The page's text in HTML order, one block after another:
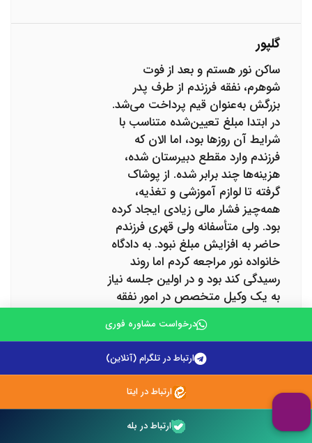
گلپور
ساکن نور هستم و بعد از فوت
شوهرم، نفقه فرزندم از طرف پدر
بزرگش به‌عنوان قیم پرداخت می‌شد.
در ابتدا مبلغ تعیین‌شده متناسب با
شرایط آن روزها بود، اما الان که
فرزندم وارد مقطع دبیرستان شده،
هزینه‌ها چند برابر شده. از پوشاک
گرفته تا لوازم آموزشی و تغذیه،
همه‌چیز فشار مالی زیادی ایجاد کرده
بود. ولی متأسفانه ولی قهری فرزندم
حاضر به افزایش مبلغ نبود. به دادگاه
خانواده نور مراجعه کردم اما روند
رسیدگی کند بود و در اولین جلسه نیاز
به یک وکیل متخصص در امور نفقه
داشتم. به چند وکیل محلی مراجعه
کردم اما اکثراً تجربه کافی در این زمینه
نداشتند یا نداشتند وقت کافی برای
مشاوره عمیق بدهند. در فضای
مجازی، مقاله‌ای در سایت وکیل‌تلفنی
درباره افزایش نفقه همسر و فرزند
دیدم که خیلی علمی و دقیق نوشته
شده بود. همون جا شماره تماس
درخواست مشاوره فوری
ارتباط در تلگرام (آنلاین)
ارتباط در ایتا
ارتباط در بله